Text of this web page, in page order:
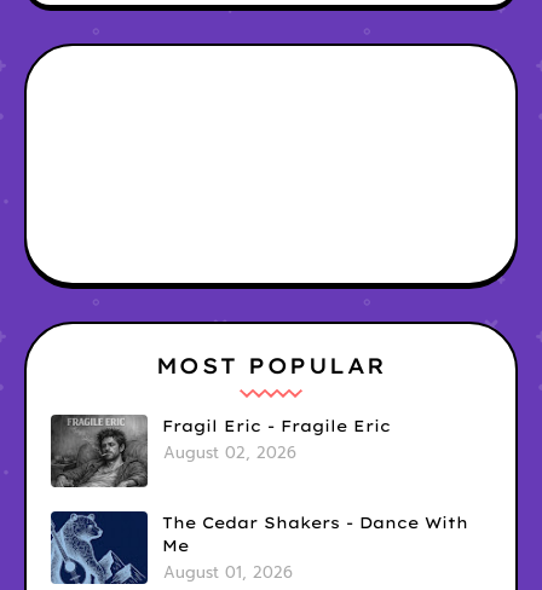
MOST POPULAR
Fragil Eric - Fragile Eric
August 02, 2026
The Cedar Shakers - Dance With
Me
August 01, 2026